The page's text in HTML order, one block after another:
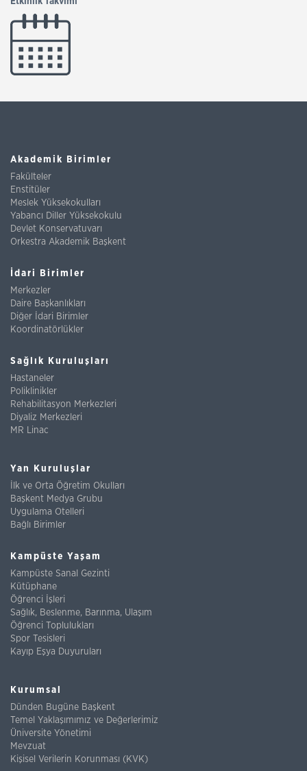
Akademik Birimler
Fakülteler
Enstitüler
Meslek Yüksekokulları
Yabancı Diller Yüksekokulu
Devlet Konservatuvarı
Orkestra Akademik Başkent
İdari Birimler
Merkezler
Daire Başkanlıkları
Diğer İdari Birimler
Koordinatörlükler
Sağlık Kuruluşları
Hastaneler
Poliklinikler
Rehabilitasyon Merkezleri
Diyaliz Merkezleri
MR Linac
Yan Kuruluşlar
İlk ve Orta Öğretim Okulları
Başkent Medya Grubu
Uygulama Otelleri
Bağlı Birimler
Kampüste Yaşam
Kampüste Sanal Gezinti
Kütüphane
Öğrenci İşleri
Sağlık, Beslenme, Barınma, Ulaşım
Öğrenci Toplulukları
Spor Tesisleri
Kayıp Eşya Duyuruları
Kurumsal
Dünden Bugüne Başkent
Temel Yaklaşımımız ve Değerlerimiz
Üniversite Yönetimi
Mevzuat
Kişisel Verilerin Korunması (KVK)